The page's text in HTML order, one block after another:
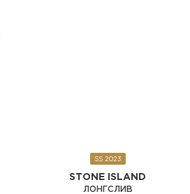
SS 2023
STONE ISLAND
ЛОНГСЛИВ